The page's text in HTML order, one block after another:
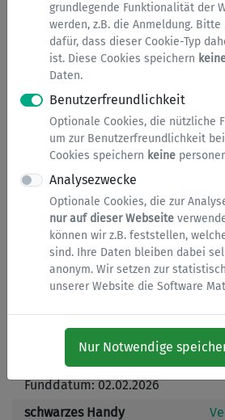
grundlegende Funktionalität der
werden, z.B. die Anmeldung.
dafür, dass dieser Cookie-Typ
ist. Diese Cookies speichern
Daten.
Benutzerfreundlichkeit
Optionale Cookies, die nützliche
um zur Benutzerfreundlichkeit
Cookies speichern keine
Analysezwecke
Optionale Cookies, die zur
nur auf dieser Webseite
können wir z.B. feststellen,
sind. Ihre Daten bleiben dabei
anonym. Wir setzen zur
unserer Website die Software
Nur Notwendige
Fahrrad
Geldbörse
Handy
Fundsachen
Suchen
Tage:
Kategorie:
Handy
Handy
Fundort: Belecke, Lanfer
Funddatum: 12.02.2026
Fundort: Bushaltestelle
Niederbergheim,
Sauerlandstraße 5
Funddatum: 02.02.2026
schwarzes Handy